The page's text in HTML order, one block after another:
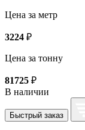
Цена за метр
3224 ₽
Цена за тонну
81725 ₽
В наличии
Быстрый заказ